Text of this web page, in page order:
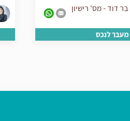
דוד - מס' רישיון
מעבר לנכס